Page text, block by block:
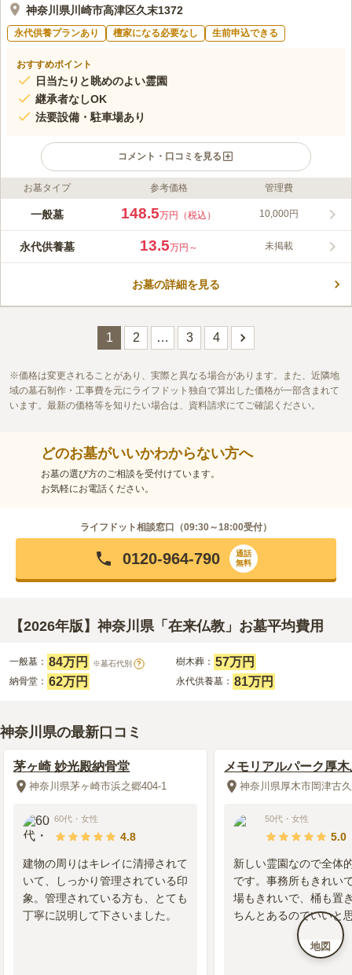
地図
神奈川県川崎市高津区久末1372
永代供養プランあり 檀家になる必要なし 生前申込できる
おすすめポイント
日当たりと眺めのよい霊園
継承者なしOK
法要設備・駐車場あり
コメント・口コミを見る
ライフドット編集部のコメント
橘聖地第二霊園は、865年に開山された歴史ある寺院である蓮花
は在来仏教であれば宗旨・宗派不問で利用することができます。
高所にあるので眺めもよく、天気がいい日は東京都内まで見渡す
骨堂」もあるので、継承者のいない方でも利用することができま
みんなの評価
3.0 口コミ4件
く安いみせがありいつも霊園に行く前日に花を買いに行く、家からは20分
ほど歩くが新鮮な花が多いのでいつもそこを利用している、鷺沼駅には食
口コミの続きを読む
お墓タイプ 参考価格 管理費
一般墓 148.5万円（税込） 10,000円
永代供養墓 13.5万円～ 未掲載
お墓の詳細を見る
1 2 … 3 4
価格は変更されることがあり、実際と異なる場合があります。また、近隣地
域の墓石制作・工事費を元にライフドット独自で算出した価格が一部含まれて
います。最新の価格等を知りたい場合は、資料請求にてご確認ください。
どのお墓がいいかわからない方へ
お墓の選び方のご相談を受付けています。
お気軽にお電話ください。
ライフドット相談窓口（09:30～18:00受付）
0120-964-790
通話
無料
【2026年版】神奈川県「在来仏教」お墓平均費用
一般墓： 84万円 ※墓石代別 ? 樹木葬： 57万円
納骨堂： 62万円 永代供養墓： 81万円
神奈川県の最新口コミ
茅ヶ崎 妙光殿納骨堂
神奈川県茅ヶ崎市浜之郷404-1
60代 ・ 女性
4.8
建物の周りはキレイに清掃されて
いて、しっかり管理されている印
象。管理されている方も、とても
丁寧に説明して下さいました。
メモリアルパーク厚
の丘神奈川県厚木市岡津古
50代 ・ 女性
5.0
新しい霊園なので全体
です。事務所もきれい
場もきれいで、桶も置
ちんとあるのでいいと